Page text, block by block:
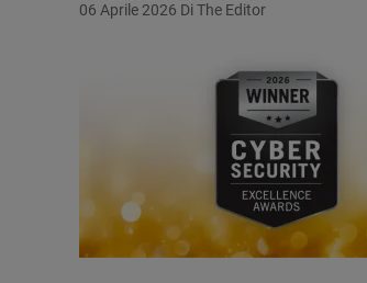
06 Aprile 2026 Di The Editor